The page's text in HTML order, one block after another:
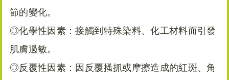
節的變化。
◎化學性因素：接觸到特殊染料、化工材料而引發
肌膚過敏。
◎反覆性因素：因反覆搔抓或摩擦造成的紅斑、角